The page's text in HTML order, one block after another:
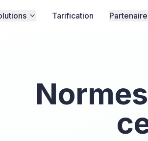
Tarification